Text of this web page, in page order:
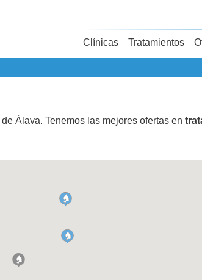
Clínicas Tratamientos
de Álava. Tenemos las mejores ofertas en